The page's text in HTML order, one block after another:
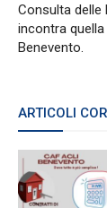
Consulta delle
incontra
Benevento.
ARTICOLI